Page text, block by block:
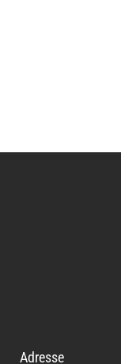
Adresse